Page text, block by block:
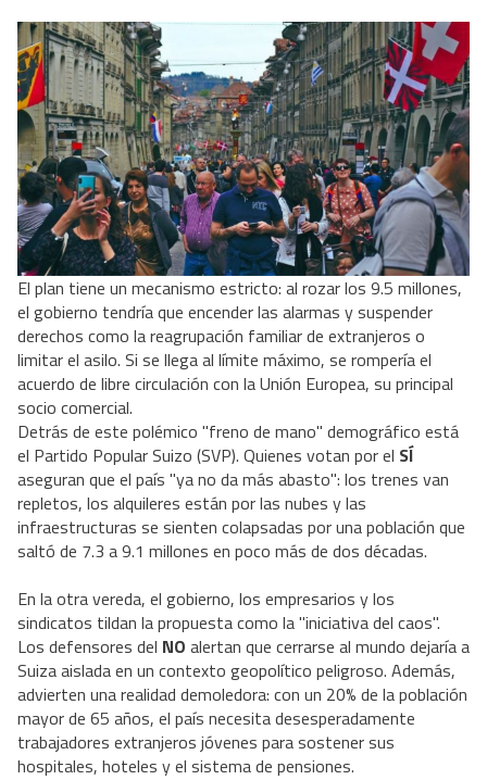
El plan tiene un mecanismo estricto: al rozar los 9.5 millones,
el gobierno tendría que encender las alarmas y suspender
derechos como la reagrupación familiar de extranjeros o
limitar el asilo. Si se llega al límite máximo, se rompería el
acuerdo de libre circulación con la Unión Europea, su principal
socio comercial.
Detrás de este polémico "freno de mano" demográfico está
el Partido Popular Suizo (SVP). Quienes votan por el SÍ
aseguran que el país "ya no da más abasto": los trenes van
repletos, los alquileres están por las nubes y las
infraestructuras se sienten colapsadas por una población que
saltó de 7.3 a 9.1 millones en poco más de dos décadas.
En la otra vereda, el gobierno, los empresarios y los
sindicatos tildan la propuesta como la "iniciativa del caos".
Los defensores del NO alertan que cerrarse al mundo dejaría a
Suiza aislada en un contexto geopolítico peligroso. Además,
advierten una realidad demoledora: con un 20% de la población
mayor de 65 años, el país necesita desesperadamente
trabajadores extranjeros jóvenes para sostener sus
hospitales, hoteles y el sistema de pensiones.